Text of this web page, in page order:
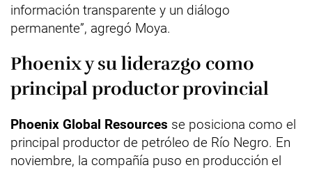
información transparente y un diálogo
permanente”, agregó Moya.
Phoenix y su liderazgo como
principal productor provincial
Phoenix Global Resources se posiciona como el
principal productor de petróleo de Río Negro. En
noviembre, la compañía puso en producción el